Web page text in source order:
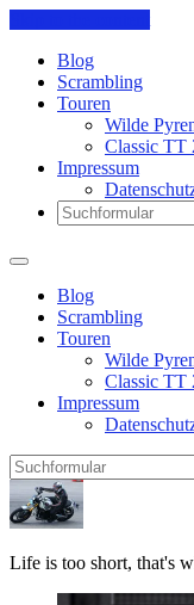
Blog
Scrambling
Touren
Wilde
Classic TT
Impressum
Blog
Scrambling
Touren
Wilde
Classic TT
Impressum
Pit's
Blog
Life is too short, that's